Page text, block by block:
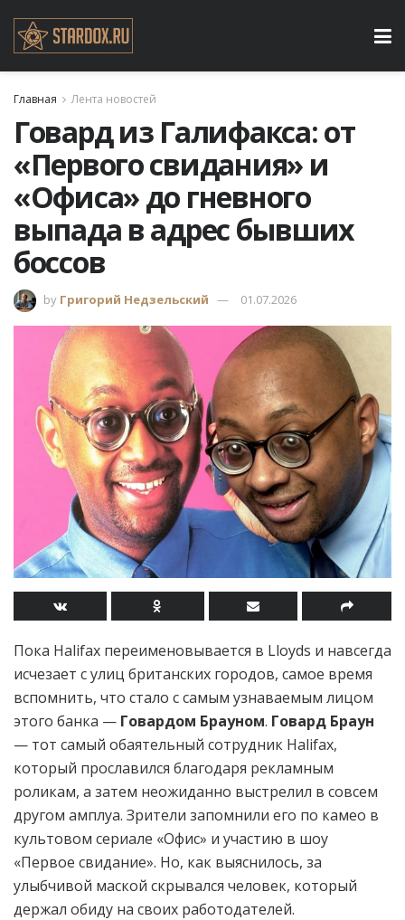
Главная Лента новостей
Говард из Галифакса: от
«Первого свидания» и
«Офиса» до гневного
выпада в адрес бывших
боссов
by Григорий Недзельский 01.07.2026
Пока Halifax переименовывается в Lloyds и навсегда
исчезает с улиц британских городов, самое время
вспомнить, что стало с самым узнаваемым лицом
этого банка — Говардом Брауном. Говард Браун
— тот самый обаятельный сотрудник Halifax,
который прославился благодаря рекламным
роликам, а затем неожиданно выстрелил в совсем
другом амплуа. Зрители запомнили его по камео в
культовом сериале «Офис» и участию в шоу
«Первое свидание». Но, как выяснилось, за
улыбчивой маской скрывался человек, который
держал обиду на своих работодателей.